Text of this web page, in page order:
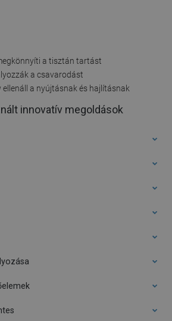
a tisztán tartást
a csavarodást
ellenáll a nyújtásnak és hajlításnak
innovatív megoldások